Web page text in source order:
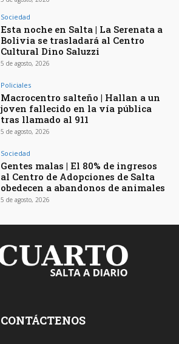
Sociedad
Esta noche en Salta | La Serenata a
Bolivia se trasladará al Centro
Cultural Dino Saluzzi
5 de agosto, 2026
Policiales
Macrocentro salteño | Hallan a un
joven fallecido en la vía pública
tras llamado al 911
5 de agosto, 2026
Sociedad
Gentes malas | El 80% de ingresos
al Centro de Adopciones de Salta
obedecen a abandonos de animales
5 de agosto, 2026
CONTÁCTENOS